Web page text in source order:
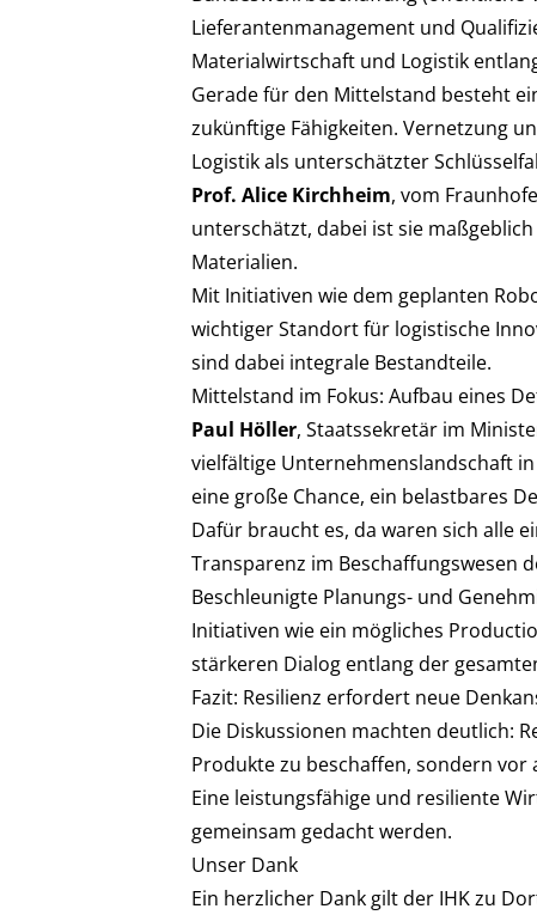
Lieferantenmanagement und
Materialwirtschaft und Logistik
Gerade für den Mittelstand besteht
zukünftige Fähigkeiten. Vernetzung
Logistik als unterschätzter
Prof. Alice Kirchheim, vom
unterschätzt, dabei ist sie
Materialien.
Mit Initiativen wie dem geplanten
wichtiger Standort für logistische
sind dabei integrale Bestandteile.
Mittelstand im Fokus: Aufbau eines
Paul Höller, Staatssekretär im
vielfältige Unternehmenslandschaft
eine große Chance, ein belastbares
Dafür braucht es, da waren sich alle
Transparenz im Beschaffungswesen
Beschleunigte Planungs- und
Initiativen wie ein mögliches
stärkeren Dialog entlang der
Fazit: Resilienz erfordert neue
Die Diskussionen machten deutlich:
Produkte zu beschaffen, sondern
Eine leistungsfähige und resiliente
gemeinsam gedacht werden.
Unser Dank
Ein herzlicher Dank gilt der IHK zu